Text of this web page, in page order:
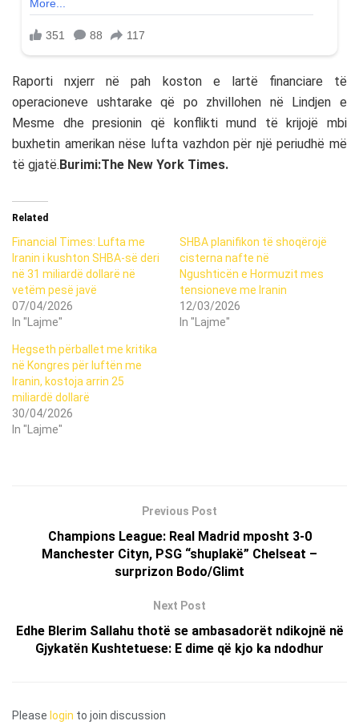
Raporti nxjerr në pah koston e lartë financiare të
operacioneve ushtarake që po zhvillohen në Lindjen e
Mesme dhe presionin që konflikti mund të krijojë mbi
buxhetin amerikan nëse lufta vazhdon për një periudhë më
të gjatë. Burimi:The New York Times.
Related
Financial Times: Lufta me
Iranin i kushton SHBA-së deri
në 31 miliardë dollarë në
vetëm pesë javë
07/04/2026
In "Lajme"
SHBA planifikon të shoqërojë
cisterna nafte në
Ngushticën e Hormuzit mes
tensioneve me Iranin
12/03/2026
In "Lajme"
Hegseth përballet me kritika
në Kongres për luftën me
Iranin, kostoja arrin 25
miliardë dollarë
30/04/2026
In "Lajme"
Previous Post
Champions League: Real Madrid mposht 3-0
Manchester Cityn, PSG “shuplakë” Chelseat –
surprizon Bodo/Glimt
Next Post
Edhe Blerim Sallahu thotë se ambasadorët ndikojnë në
Gjykatën Kushtetuese: E dime që kjo ka ndodhur
Please login to join discussion